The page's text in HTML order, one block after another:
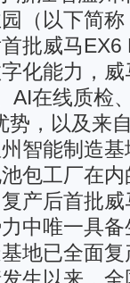
（以下简
批威马EX6
化能力，
AI在线质检
势，以及来
智能制造
包工厂在
产后首批
中唯一具
地已全面